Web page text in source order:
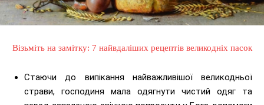
Візьміть на замітку: 7 найвдаліших рецептів великодніх пасок
Стаючи до випікання найважливішої великодньої
страви, господиня мала одягнути чистий одяг та